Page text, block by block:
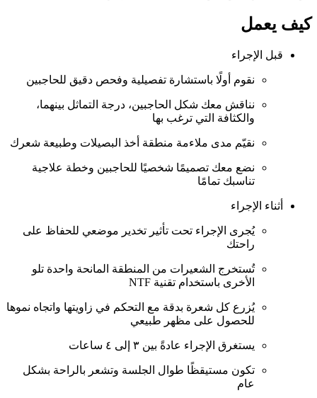
كيف يعمل
قبل الإجراء
نقوم أولًا باستشارة تفصيلية وفحص دقيق للحاجبين
نناقش معك شكل الحاجبين، درجة التماثل بينهما،
والكثافة التي ترغب بها
نقيّم مدى ملاءمة منطقة أخذ البصيلات وطبيعة شعرك
نضع معك تصميمًا شخصيًا للحاجبين وخطة علاجية
تناسبك تمامًا
أثناء الإجراء
يُجرى الإجراء تحت تأثير تخدير موضعي للحفاظ على
راحتك
تُستخرج الشعيرات من المنطقة المانحة واحدة تلو
الأخرى باستخدام تقنية NTF
يُزرع كل شعرة بدقة مع التحكم في زاويتها واتجاه نموها
للحصول على مظهر طبيعي
يستغرق الإجراء عادةً بين ٣ إلى ٤ ساعات
تكون مستيقظًا طوال الجلسة وتشعر بالراحة بشكل
عام